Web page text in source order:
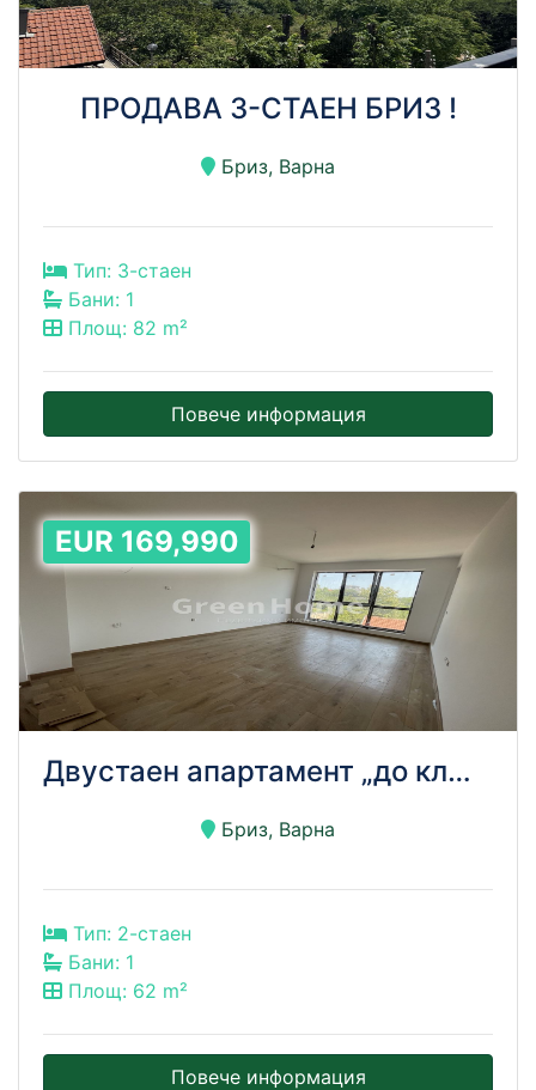
ПРОДАВА 3-СТАЕН БРИЗ !
Бриз, Варна
Тип: 3-стаен
Бани: 1
Площ: 82 m²
Повече информация
EUR 169,990
Двустаен апартамент „до ключ“ с морска панорама – кв. Бриз, Варна!!!
Бриз, Варна
Тип: 2-стаен
Бани: 1
Площ: 62 m²
Повече информация